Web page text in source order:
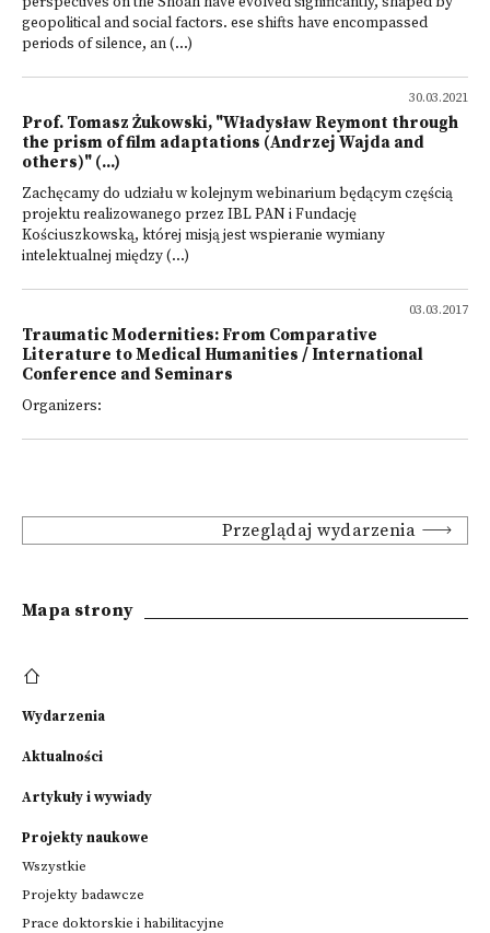
geopolitical and social factors. ese shifts have encompassed
periods of silence, an (...)
30.03.2021
Prof. Tomasz Żukowski, "Władysław Reymont through
the prism of film adaptations (Andrzej Wajda and
others)" (...)
Zachęcamy do udziału w kolejnym webinarium będącym częścią
projektu realizowanego przez IBL PAN i Fundację
Kościuszkowską, której misją jest wspieranie wymiany
intelektualnej między (...)
03.03.2017
Traumatic Modernities: From Comparative
Literature to Medical Humanities / International
Conference and Seminars
Organizers:
Przeglądaj wydarzenia
Mapa strony
Wydarzenia
Aktualności
Artykuły i wywiady
Projekty naukowe
Wszystkie
Projekty badawcze
Prace doktorskie i habilitacyjne